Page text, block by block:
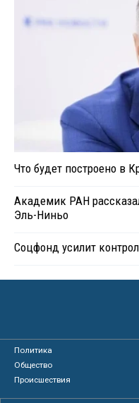
Что будет построено в
Академик РАН
Эль-Ниньо
Соцфонд усилит
Политика
Общество
Происшествия